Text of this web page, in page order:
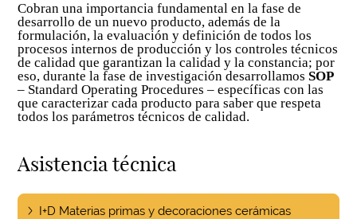
Cobran una importancia fundamental en la fase de
desarrollo de un nuevo producto, además de la
formulación, la evaluación y definición de todos los
procesos internos de producción y los controles técnicos
de calidad que garantizan la calidad y la constancia; por
eso, durante la fase de investigación desarrollamosSOP
– Standard Operating Procedures – específicas con las
que caracterizar cada producto para saber que respeta
todos los parámetros técnicos de calidad.
Asistencia técnica
I+D Materias primas y decoraciones cerámicas